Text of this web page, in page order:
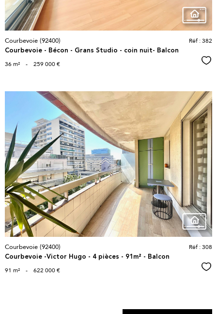
Courbevoie (92400)
Courbevoie - Bécon - Grans Studio - coin nuit- Balcon
Réf : 382
36 m² - 259 000 €
voir le
bien
Courbevoie (92400)
Courbevoie -Victor Hugo - 4 pièces - 91m² - Balcon
Réf : 308
91 m² - 622 000 €